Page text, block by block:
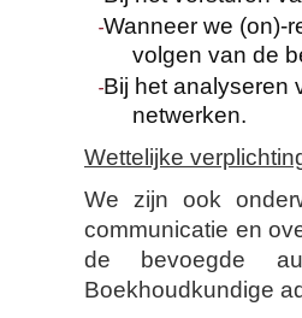
Wanneer we (on)-
volgen van de
Bij het analyseren
netwerken.
Wettelijke
We zijn ook
communicatie en
de bevoegde
Boekhoudkundige